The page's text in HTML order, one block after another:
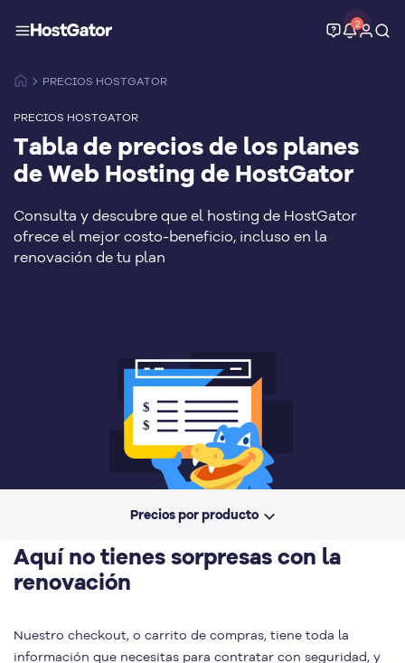
2
PRECIOS HOSTGATOR
PRECIOS HOSTGATOR
Tabla de precios de los planes
de Web Hosting de HostGator
Consulta y descubre que el hosting de HostGator
ofrece el mejor costo-beneficio, incluso en la
renovación de tu plan
Precios por producto
Aquí no tienes sorpresas con la
renovación
Nuestro checkout, o carrito de compras, tiene toda la
información que necesitas para contratar con seguridad, y